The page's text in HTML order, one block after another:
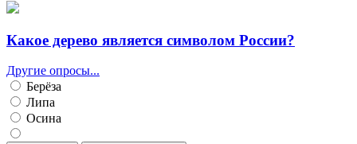
Какое дерево является символом России?
Другие опросы...
Берёза
Липа
Осина